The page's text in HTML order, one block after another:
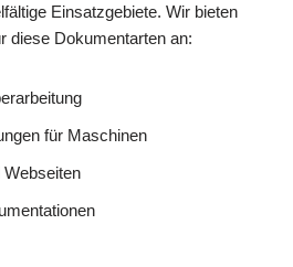
Einsatzgebiete. Wir bieten
diese Dokumentarten an:
für Maschinen
Webseiten